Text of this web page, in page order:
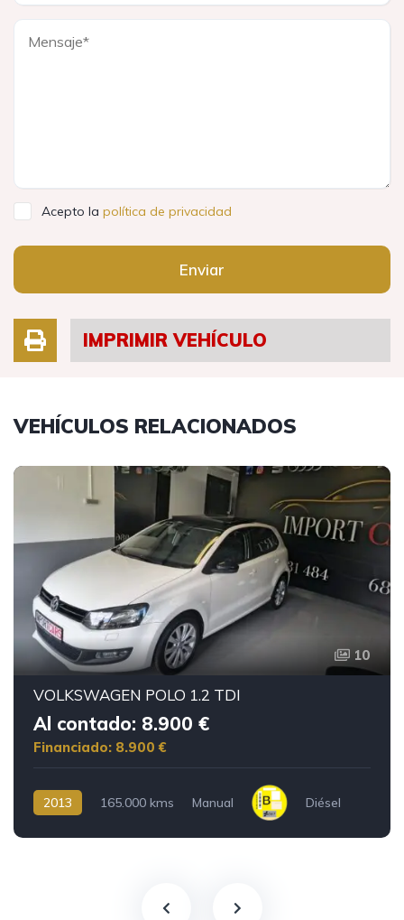
Acepto la política de privacidad
Enviar
IMPRIMIR VEHÍCULO
VEHÍCULOS RELACIONADOS
10
VOLKSWAGEN POLO 1.2 TDI
Al contado: 8.900 €
Financiado: 8.900 €
2013 165.000 kms Manual Diésel